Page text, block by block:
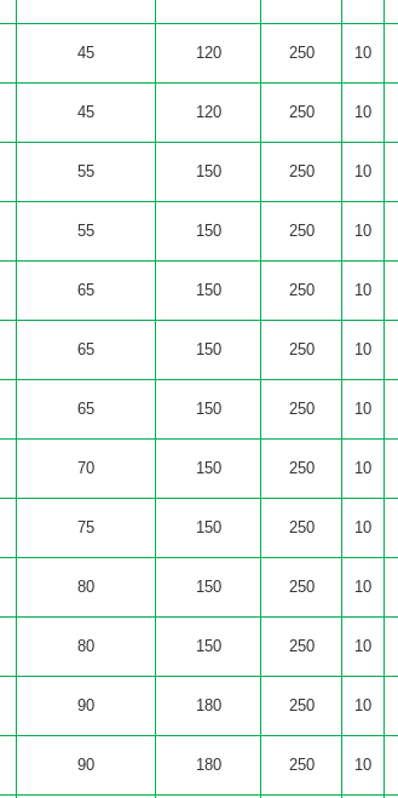
45 120 250 10
45 120 250 10
55 150 250 10
55 150 250 10
65 150 250 10
65 150 250 10
65 150 250 10
70 150 250 10
75 150 250 10
80 150 250 10
80 150 250 10
90 180 250 10
90 180 250 10